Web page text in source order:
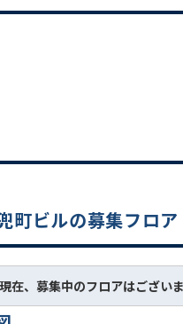
町ビルの募集フロア
現在、募集中のフロアはございま